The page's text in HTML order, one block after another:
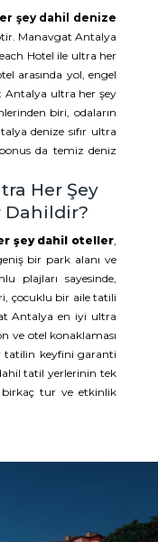
şey dahil denize
Manavgat Antalya
Hotel ile ultra her
arasında yol, engel
Antalya ultra her şey
biri, odaların
denize sıfır ultra
da temiz deniz
Her Şey
Dahildir?
şey dahil oteller
bir park alanı ve
plajları sayesinde,
çocuklu bir aile tatili
Antalya en iyi ultra
ve otel konaklaması
tatilin keyfini garanti
tatil yerlerinin tek
birkaç tur ve etkinlik